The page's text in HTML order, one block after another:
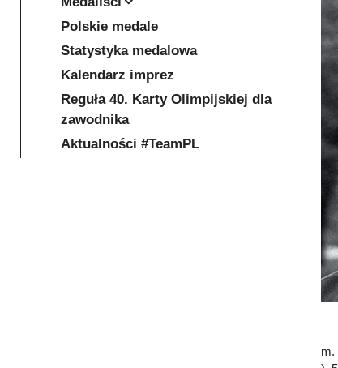
m.
Polskie medale
Statystyka medalowa
Kalendarz imprez
Reguła 40. Karty Olimpijskiej dla
zawodnika
Aktualności #TeamPL